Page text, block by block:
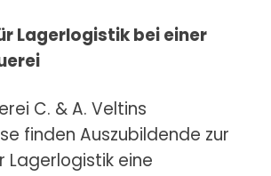
Lagerlogistik bei einer
C. & A. Veltins
finden Auszubildende zur
Lagerlogistik eine